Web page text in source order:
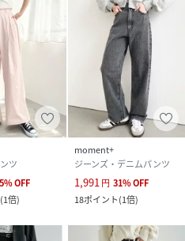
MV9097
ツ
%OFF
(1倍)
moment+
ジーンズ・デニムパンツ
1,991 円 31%OFF
18ポイント(1倍)